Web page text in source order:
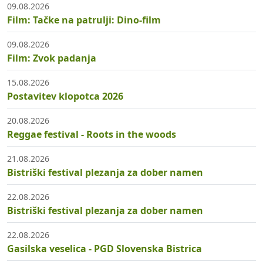
09.08.2026
Film: Tačke na patrulji: Dino-film
09.08.2026
Film: Zvok padanja
15.08.2026
Postavitev klopotca 2026
20.08.2026
Reggae festival - Roots in the woods
21.08.2026
Bistriški festival plezanja za dober namen
22.08.2026
Bistriški festival plezanja za dober namen
22.08.2026
Gasilska veselica - PGD Slovenska Bistrica